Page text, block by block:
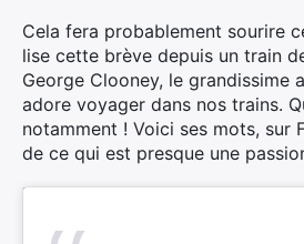
Cela fera probablement sourire
lise cette brève depuis un train
George Clooney, le grandissime
adore voyager dans nos trains.
notamment ! Voici ses mots, sur
de ce qui est presque une